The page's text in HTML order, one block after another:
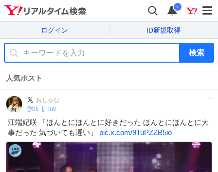
i
ログイン ID新規取得
検索
人気ポスト
おしゃな
@bk_jj_luv
江端妃咲 「ほんとにほんとに好きだった ほんとにほんとに大
事だった 気づいても遅い」 pic.x.com/9TuPZZB5io